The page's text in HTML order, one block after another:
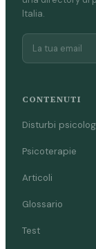
Italia.
CONTENUTI
Disturbi
Psicoterapie
Articoli
Glossario
Test